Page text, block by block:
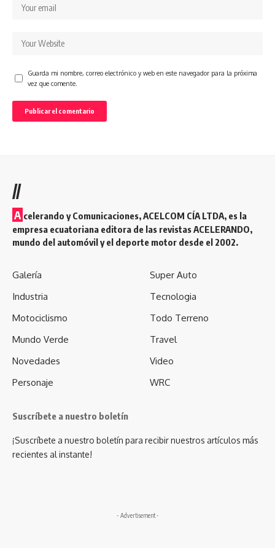
Guarda mi nombre, correo electrónico y web en este navegador para la próxima
vez que comente.
//
A celerando y Comunicaciones, ACELCOM CÍA LTDA, es la
empresa ecuatoriana editora de las revistas ACELERANDO,
mundo del automóvil y el deporte motor desde el 2002.
Galería
Industria
Motociclismo
Mundo Verde
Novedades
Personaje
Super Auto
Tecnologia
Todo Terreno
Travel
Video
WRC
Suscríbete a nuestro boletín
¡Suscríbete a nuestro boletín para recibir nuestros artículos más
recientes al instante!
- Advertisement -